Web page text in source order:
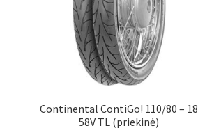
Continental ContiGo! 110/80 – 18
58V TL (priekinė)